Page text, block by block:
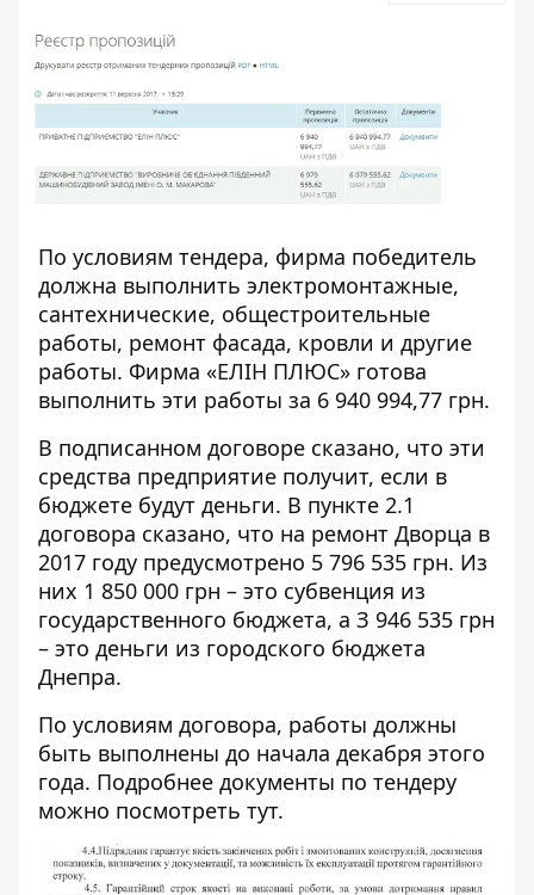
По условиям тендера, фирма победитель
должна выполнить электромонтажные,
сантехнические, общестроительные
работы, ремонт фасада, кровли и другие
работы. Фирма «ЕЛІН ПЛЮС» готова
выполнить эти работы за 6 940 994,77 грн.
В подписанном договоре сказано, что эти
средства предприятие получит, если в
бюджете будут деньги. В пункте 2.1
договора сказано, что на ремонт Дворца в
2017 году предусмотрено 5 796 535 грн. Из
них 1 850 000 грн – это субвенция из
государственного бюджета, а З 946 535 грн
– это деньги из городского бюджета
Днепра.
По условиям договора, работы должны
быть выполнены до начала декабря этого
года. Подробнее документы по тендеру
можно посмотреть тут.